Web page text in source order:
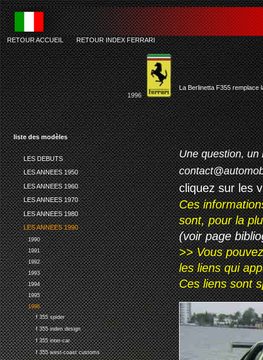
liste des modèles
LES DEBUTS
LES ANNEES 1950
LES ANNEES 1960
LES ANNEES 1970
LES ANNEES 1980
LES ANNEES 1990
1990
1991
1992
1993
1994
1995
1996
f 355 spider
f 355 inden design
f 355 inter-car
f 355 west-coast customs
RETOUR ACCUEIL-RETOUR INDEX FERRARI
1996
La Berlinetta F355 remplace
Une question, un
cliquez sur les
Ces
sont, pour la
(voir page
>> Vous
les liens qui
Ces liens sont